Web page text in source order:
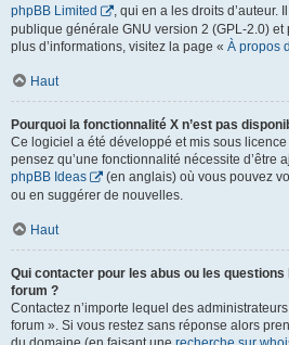
phpBB Limited
, qui en a les droits d’auteur.
publique générale GNU version 2 (GPL-2.0)
plus d’informations, visitez la page « À propos
Haut
Pourquoi la fonctionnalité X n’est pas
Ce logiciel a été développé et mis sous
pensez qu’une fonctionnalité nécessite d’être
phpBB Ideas
(en anglais) où vous pouvez
ou en suggérer de nouvelles.
Haut
Qui contacter pour les abus ou les
forum ?
Contactez n’importe lequel des
forum ». Si vous restez sans réponse alors